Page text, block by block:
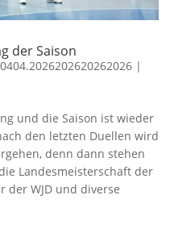
der Saison
|
und die Saison ist wieder
den letzten Duellen wird
denn dann stehen
Landesmeisterschaft der
der WJD und diverse